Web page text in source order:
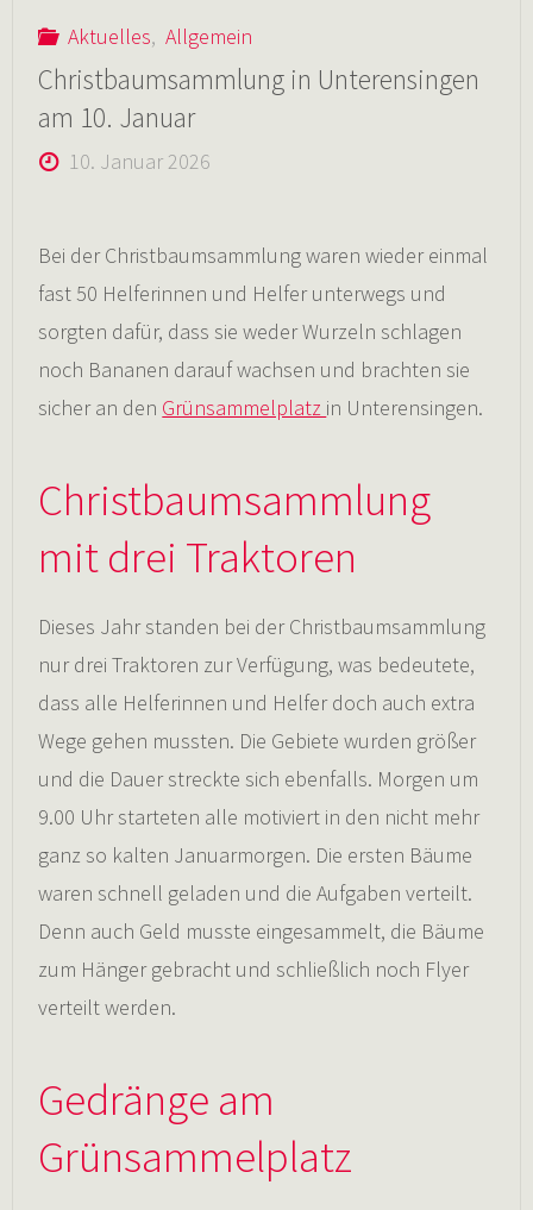
Aktuelles, Allgemein
Christbaumsammlung in Unterensingen
am 10. Januar
10. Januar 2026
Bei der Christbaumsammlung waren wieder einmal
fast 50 Helferinnen und Helfer unterwegs und
sorgten dafür, dass sie weder Wurzeln schlagen
noch Bananen darauf wachsen und brachten sie
sicher an den Grünsammelplatz in Unterensingen.
Christbaumsammlung
mit drei Traktoren
Dieses Jahr standen bei der Christbaumsammlung
nur drei Traktoren zur Verfügung, was bedeutete,
dass alle Helferinnen und Helfer doch auch extra
Wege gehen mussten. Die Gebiete wurden größer
und die Dauer streckte sich ebenfalls. Morgen um
9.00 Uhr starteten alle motiviert in den nicht mehr
ganz so kalten Januarmorgen. Die ersten Bäume
waren schnell geladen und die Aufgaben verteilt.
Denn auch Geld musste eingesammelt, die Bäume
zum Hänger gebracht und schließlich noch Flyer
verteilt werden.
Gedränge am
Grünsammelplatz